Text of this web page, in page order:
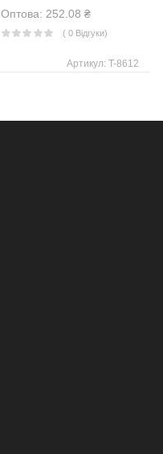
Оптова: 252.08 ₴
( 0 Відгуки)
Артикул: T-8612